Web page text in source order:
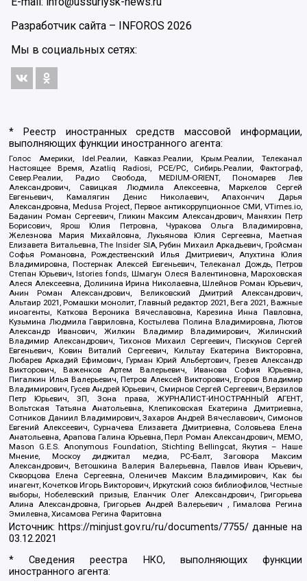
Разработчик сайта –
INFOROS 2026
Мы в социальных сетях:
* Реестр иностранных средств массовой информации,
выполняющих функции иностранного агента:
Голос Америки, Idel.Реалии, Кавказ.Реалии, Крым.Реалии, Телеканал
Настоящее Время, Azatliq Radiosi, PCE/PC, Сибирь.Реалии, Фактограф,
Север.Реалии, Радио Свобода, MEDIUM-ORIENT, Пономарев Лев
Александрович, Савицкая Людмила Алексеевна, Маркелов Сергей
Евгеньевич, Камалягин Денис Николаевич, Апахончич Дарья
Александровна, Medusa Project, Первое антикоррупционное СМИ, VTimes.io,
Баданин Роман Сергеевич, Гликин Максим Александрович, Маняхин Петр
Борисович, Ярош Юлия Петровна, Чуракова Ольга Владимировна,
Железнова Мария Михайловна, Лукьянова Юлия Сергеевна, Маетная
Елизавета Витальевна, The Insider SIA, Рубин Михаил Аркадьевич, Гройсман
Софья Романовна, Рождественский Илья Дмитриевич, Апухтина Юлия
Владимировна, Постернак Алексей Евгеньевич, Телеканал Дождь, Петров
Степан Юрьевич, Istories fonds, Шмагун Олеся Валентиновна, Мароховская
Алеся Алексеевна, Долинина Ирина Николаевна, Шлейнов Роман Юрьевич,
Анин Роман Александрович, Великовский Дмитрий Александрович,
Альтаир 2021, Ромашки монолит, Главный редактор 2021, Вега 2021, Важные
иноагенты, Каткова Вероника Вячеславовна, Карезина Инна Павловна,
Кузьмина Людмила Гавриловна, Костылева Полина Владимировна, Лютов
Александр Иванович, Жилкин Владимир Владимирович, Жилинский
Владимир Александрович, Тихонов Михаил Сергеевич, Пискунов Сергей
Евгеньевич, Ковин Виталий Сергеевич, Кильтау Екатерина Викторовна,
Любарев Аркадий Ефимович, Гурман Юрий Альбертович, Грезев Александр
Викторович, Важенков Артем Валерьевич, Иванова София Юрьевна,
Пигалкин Илья Валерьевич, Петров Алексей Викторович, Егоров Владимир
Владимирович, Гусев Андрей Юрьевич, Смирнов Сергей Сергеевич, Верзилов
Петр Юрьевич, ЗП, Зона права, ЖУРНАЛИСТ-ИНОСТРАННЫЙ АГЕНТ,
Вольтская Татьяна Анатольевна, Клепиковская Екатерина Дмитриевна,
Сотников Даниил Владимирович, Захаров Андрей Вячеславович, Симонов
Евгений Алексеевич, Сурначева Елизавета Дмитриевна, Соловьева Елена
Анатольевна, Арапова Галина Юрьевна, Перл Роман Александрович, МЕМО,
Mason G.E.S. Anonymous Foundation, Stichting Bellingcat, Якутия – Наше
Мнение, Москоу диджитал медиа, РС-Балт, Заговора Максим
Александрович, Ветошкина Валерия Валерьевна, Павлов Иван Юрьевич,
Скворцова Елена Сергеевна, Оленичев Максим Владимирович, Как бы
инагент, Кочетков Игорь Викторович, Иркутский союз библиофилов, Честные
выборы, Нобелевский призыв, Еланчик Олег Александрович, Григорьева
Алина Александровна, Григорьев Андрей Валерьевич , Гималова Регина
Эмилевна, Хисамова Регина Фаритовна
Источник: https://minjust.gov.ru/ru/documents/7755/ данные на
03.12.2021
* Сведения реестра НКО, выполняющих функции
иностранного агента: